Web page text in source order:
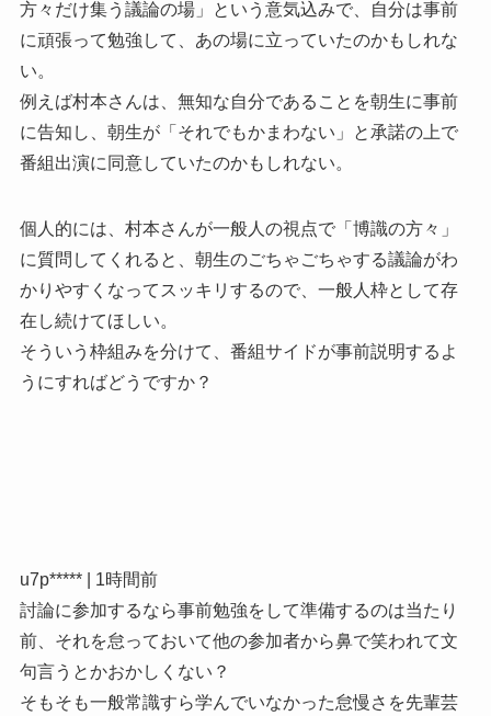
方々だけ集う議論の場」という意気込みで、自分は事前
に頑張って勉強して、あの場に立っていたのかもしれな
い。
例えば村本さんは、無知な自分であることを朝生に事前
に告知し、朝生が「それでもかまわない」と承諾の上で
番組出演に同意していたのかもしれない。
個人的には、村本さんが一般人の視点で「博識の方々」
に質問してくれると、朝生のごちゃごちゃする議論がわ
かりやすくなってスッキリするので、一般人枠として存
在し続けてほしい。
そういう枠組みを分けて、番組サイドが事前説明するよ
うにすればどうですか？
u7p***** | 1時間前
討論に参加するなら事前勉強をして準備するのは当たり
前、それを怠っておいて他の参加者から鼻で笑われて文
句言うとかおかしくない？
そもそも一般常識すら学んでいなかった怠慢さを先輩芸